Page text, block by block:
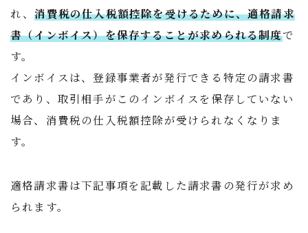
れ、消費税の仕入税額控除を受けるために、適格請求
書（インボイス）を保存することが求められる制度で
す。
インボイスは、登録事業者が発行できる特定の請求書
であり、取引相手がこのインボイスを保存していない
場合、消費税の仕入税額控除が受けられなくなりま
す。
適格請求書は下記事項を記載した請求書の発行が求め
られます。